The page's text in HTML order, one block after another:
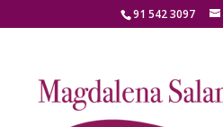
91 542 3097